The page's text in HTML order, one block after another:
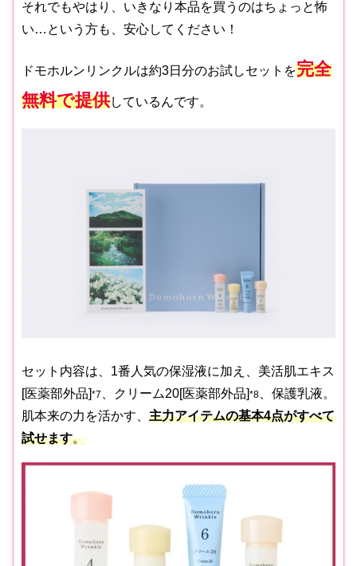
それでもやはり、いきなり本品を買うのはちょっと怖
い…という方も、安心してください！
ドモホルンリンクルは約3日分のお試しセットを完全
無料で提供しているんです。
セット内容は、1番人気の保湿液に加え、美活肌エキス
[医薬部外品]*7 、クリーム20[医薬部外品]*8、保護乳液。
肌本来の力を活かす、 主力アイテムの基本4点がすべて
試せます。